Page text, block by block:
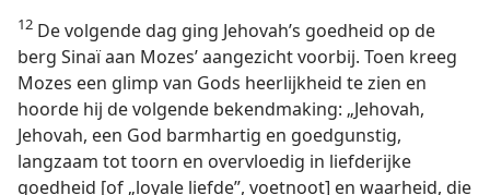
12 De volgende dag ging Jehovah’s goedheid op de
berg Sinaï aan Mozes’ aangezicht voorbij. Toen kreeg
Mozes een glimp van Gods heerlijkheid te zien en
hoorde hij de volgende bekendmaking: „Jehovah,
Jehovah, een God barmhartig en goedgunstig,
langzaam tot toorn en overvloedig in liefderijke
goedheid [of „loyale liefde”, voetnoot] en waarheid, die